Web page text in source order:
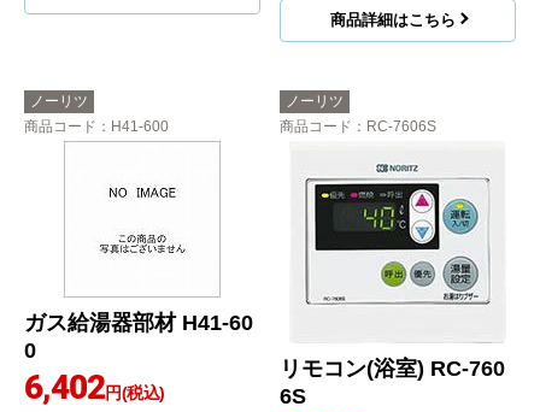
商品詳細はこちら
ノーリツ
商品コード ：H41-600
ガス給湯器部材 H41-60
0
6,402円(税込)
ノーリツ
商品コード ：RC-7606S
リモコン(浴室) RC-760
6S